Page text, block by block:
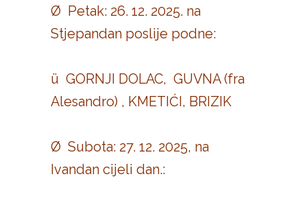
Ø Petak: 26. 12. 2025. na
Stjepandan poslije podne:
ü GORNJI DOLAC, GUVNA (fra
Alesandro) , KMETIĆI, BRIZIK
Ø Subota: 27. 12. 2025, na
Ivandan cijeli dan.: